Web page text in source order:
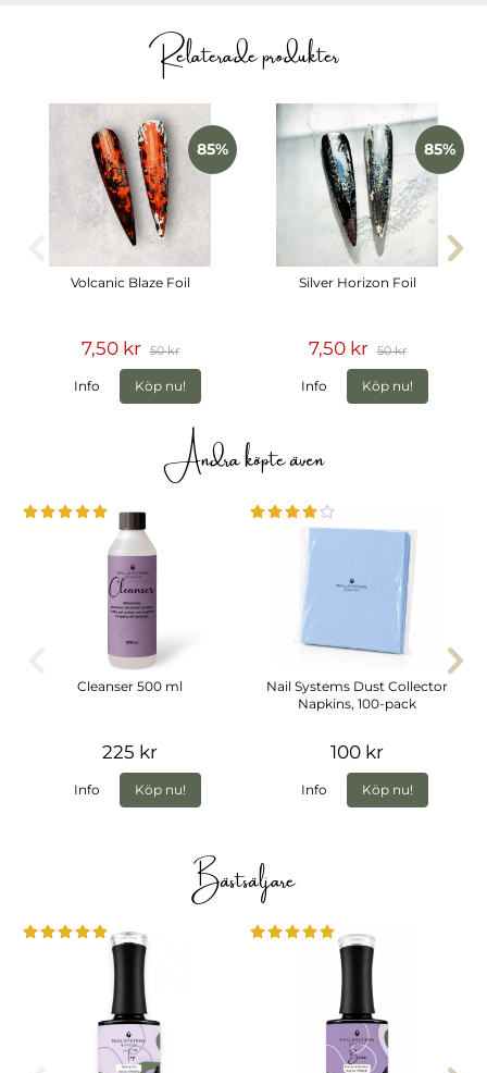
håller dem organiserade och enkla att arbeta med i
Innehåller
10 olika transferfolier
Färgglada och pastelliga blomdesigner
Flera transparenta designer för handmålad effekt
Praktiska rullar i box
Relaterade produkter
85%
Volcanic Blaze Foil
7,50 kr 50 kr
Info Köp nu!
85%
Silver Horizon Foil
7,50 kr 50 kr
Info Köp nu!
Andra köpte även
Cleanser 500 ml
225 kr
Info Köp nu!
Nail Systems Dust Collector
Napkins, 100-pack
100 kr
Info Köp nu!
Bästsäljare